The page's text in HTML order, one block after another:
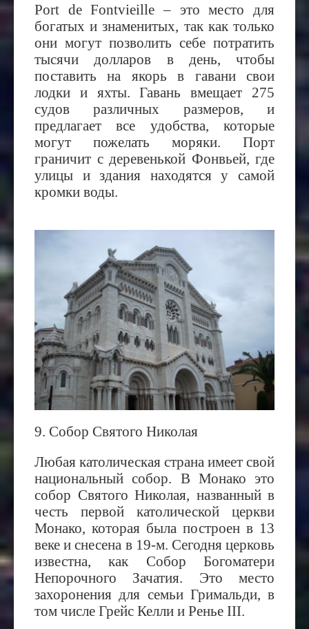
Port de Fontvieille – это место для
богатых и знаменитых, так как только
они могут позволить себе потратить
тысячи долларов в день, чтобы
поставить на якорь в гавани свои
лодки и яхты. Гавань вмещает 275
судов различных размеров, и
предлагает все удобства, которые
могут пожелать моряки. Порт
граничит с деревенькой Фонвьей, где
улицы и здания находятся у самой
кромки воды.
9. Собор Святого Николая
Любая католическая страна имеет свой
национальный собор. В Монако это
собор Святого Николая, названный в
честь первой католической церкви
Монако, которая была построен в 13
веке и снесена в 19-м. Сегодня церковь
известна, как Собор Богоматери
Непорочного Зачатия. Это место
захоронения для семьи Гримальди, в
том числе Грейс Келли и Ренье III.